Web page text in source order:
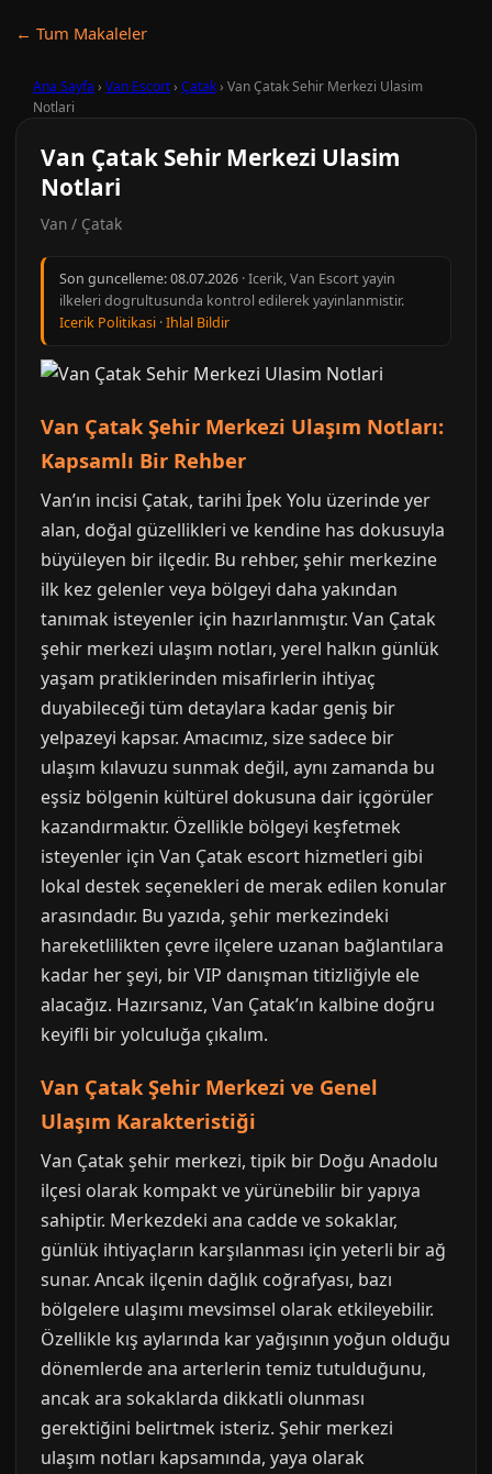
← Tum Makaleler
Ana Sayfa › Van Escort› Çatak› Van Çatak Sehir Merkezi Ulasim
Notlari
Van Çatak Sehir Merkezi Ulasim
Notlari
Van / Çatak
Son guncelleme:08.07.2026 · Icerik, Van Escort yayin
ilkeleri dogrultusunda kontrol edilerek yayinlanmistir.
Icerik Politikasi ·Ihlal Bildir
Van Çatak Şehir Merkezi Ulaşım Notları:
Kapsamlı Bir Rehber
Van’ın incisi Çatak, tarihi İpek Yolu üzerinde yer
alan, doğal güzellikleri ve kendine has dokusuyla
büyüleyen bir ilçedir. Bu rehber, şehir merkezine
ilk kez gelenler veya bölgeyi daha yakından
tanımak isteyenler için hazırlanmıştır. Van Çatak
şehir merkezi ulaşım notları, yerel halkın günlük
yaşam pratiklerinden misafirlerin ihtiyaç
duyabileceği tüm detaylara kadar geniş bir
yelpazeyi kapsar. Amacımız, size sadece bir
ulaşım kılavuzu sunmak değil, aynı zamanda bu
eşsiz bölgenin kültürel dokusuna dair içgörüler
kazandırmaktır. Özellikle bölgeyi keşfetmek
isteyenler için Van Çatak escort hizmetleri gibi
lokal destek seçenekleri de merak edilen konular
arasındadır. Bu yazıda, şehir merkezindeki
hareketlilikten çevre ilçelere uzanan bağlantılara
kadar her şeyi, bir VIP danışman titizliğiyle ele
alacağız. Hazırsanız, Van Çatak’ın kalbine doğru
keyifli bir yolculuğa çıkalım.
Van Çatak Şehir Merkezi ve Genel
Ulaşım Karakteristiği
Van Çatak şehir merkezi, tipik bir Doğu Anadolu
ilçesi olarak kompakt ve yürünebilir bir yapıya
sahiptir. Merkezdeki ana cadde ve sokaklar,
günlük ihtiyaçların karşılanması için yeterli bir ağ
sunar. Ancak ilçenin dağlık coğrafyası, bazı
bölgelere ulaşımı mevsimsel olarak etkileyebilir.
Özellikle kış aylarında kar yağışının yoğun olduğu
dönemlerde ana arterlerin temiz tutulduğunu,
ancak ara sokaklarda dikkatli olunması
gerektiğini belirtmek isteriz. Şehir merkezi
ulaşım notları kapsamında, yaya olarak